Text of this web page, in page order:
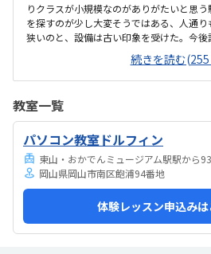
りクラスが小規模なのがありがたいと思
を探すのが少し大変そうではある、人通
狭いのと、設備は古い印象を受けた。今
ほしいと思う。兄弟割引きが無いのが残念
親ともしても楽なので、兄弟プランを入れ
あれば良い担当の先生もありがたいが、
続きを読む
教室一覧
パソコン教室ドルフィン
東山・おかでんミュージアム駅駅から
岡山県岡山市南区飽浦94番地
体験レッスン申込みは